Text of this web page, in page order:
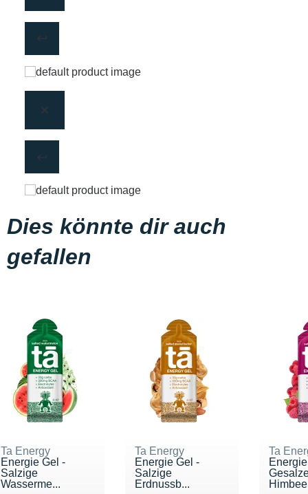
Dies könnte dir auch
gefallen
Ta Energy
Energie Gel -
Salzige
Wasserme...
Ta Energy
Energie Gel -
Salzige
Erdnussb...
Ta